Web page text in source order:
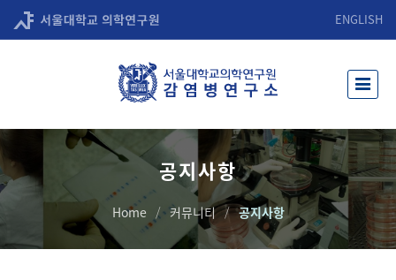
ENGLISH
공지사항
Home 커뮤니티 공지사항